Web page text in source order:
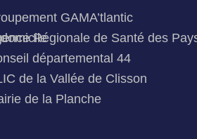
GAMA’tlantic
Régionale de Santé des
départemental 44
de la Vallée de Clisson
de la Planche